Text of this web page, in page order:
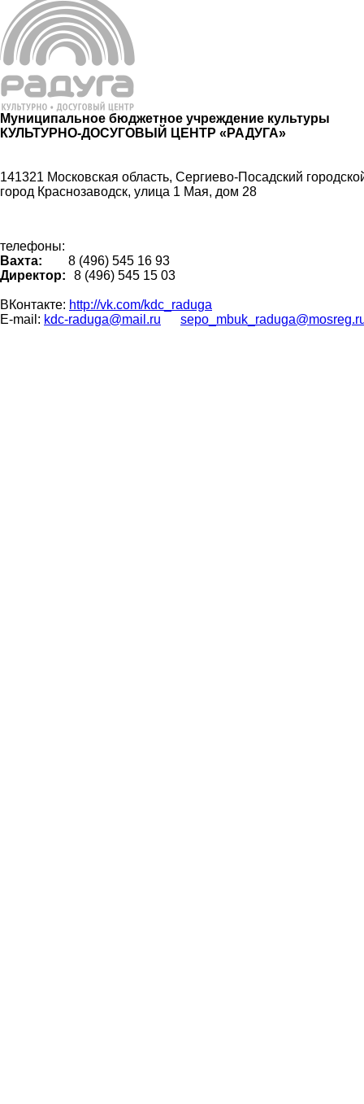
Муниципальное бюджетное учреждение культуры
КУЛЬТУРНО-ДОСУГОВЫЙ ЦЕНТР «РАДУГА»
141321 Московская область, Сергиево-Посадский
город Краснозаводск, улица 1 Мая, дом 28
телефоны:
Вахта:
8 (496) 545 16 93
Директор:
8 (496) 545 15 03
ВКонтакте: http://vk.com/kdc_raduga
E-mail: kdc-raduga@mail.ru